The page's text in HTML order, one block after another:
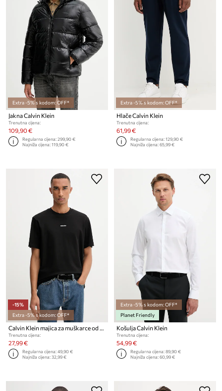
Extra -5% s kodom: OFF*
Jakna Calvin Klein
Trenutna cijena:
109,90 €
Regularna cijena:299,90 €
Najniža cijena:119,90 €
Extra -5% s kodom: OFF*
Hlače Calvin Klein
Trenutna cijena:
61,99 €
Regularna cijena:129,90 €
Najniža cijena:65,99 €
-15%
Extra -5% s kodom: OFF*
Calvin Klein majica za muškarce od pamuka s elastanom
Trenutna cijena:
27,99 €
Regularna cijena:49,90 €
Najniža cijena:32,99 €
Extra -5% s kodom: OFF*
Planet Friendly
Košulja Calvin Klein
Trenutna cijena:
54,99 €
Regularna cijena:89,90 €
Najniža cijena:60,99 €